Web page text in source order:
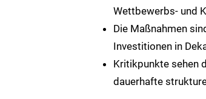
Wettbewerbs‑ und
Die Maßnahmen
Investitionen in
Kritikpunkte sehen
dauerhafte